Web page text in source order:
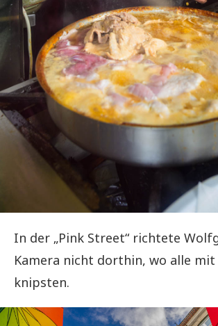
In der „Pink Street“ richtete
Kamera nicht dorthin, wo alle mit
knipsten.